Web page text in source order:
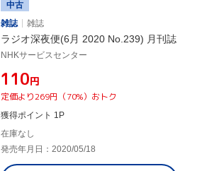
中古
雑誌
雑誌
ラジオ深夜便(6月 2020 No.239) 月刊誌
NHKサービスセンター
¥110円
定価より269円（70%）おトク
獲得ポイント 1P
在庫なし
発売年月日：2020/05/18